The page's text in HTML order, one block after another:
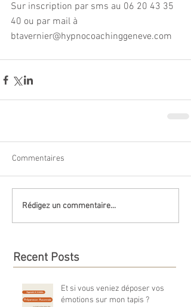
Sur inscription par sms au 06 20 43 35
40 ou par mail à
btavernier@hypnocoachinggeneve.com
Commentaires
Rédigez un commentaire...
Recent Posts
Et si vous veniez déposer vos
émotions sur mon tapis ?